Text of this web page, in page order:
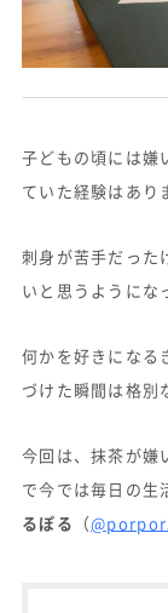
子どもの頃には嫌
ていた経験はあり
刺身が苦手だった
いと思うようにな
何かを好きになる
づけた瞬間は格別
今回は、抹茶が嫌
で今では毎日の生
るぽる （